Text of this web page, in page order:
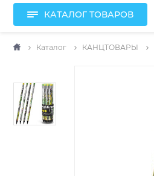
КАТАЛОГ ТОВАРОВ
Каталог КАНЦТОВАРЫ